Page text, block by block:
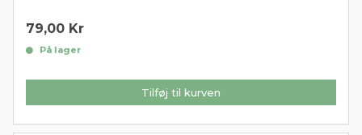
79,00 Kr
På lager
Tilføj til kurven